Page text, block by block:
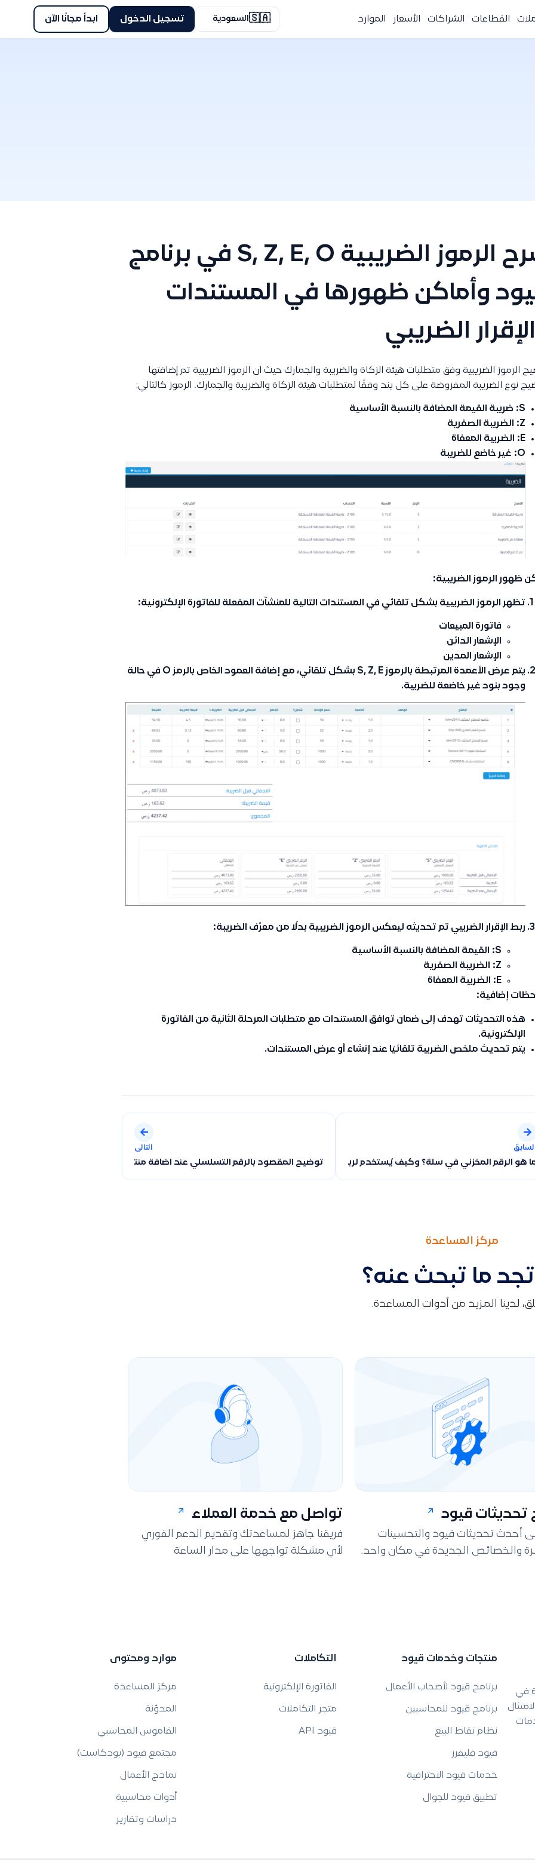
القطاعات الشراكات الأسعار الموارد 🇸🇦السعودية تسجيل الدخول ابدأ مجانًا الآن
شرح الرموز الضريبية S, Z, E, O في برنامج
وأماكن ظهورها في المستندات
الضريبي
الرموز الضريبية وفق متطلبات هيئة الزكاة والضريبة والجمارك حيث ان الرموز الضريبية تم إضافتها
نوع الضريبة المفروضة على كل بند وفقًا لمتطلبات هيئة الزكاة والضريبة والجمارك. الرموز كالتالي:
S:
ضريبة القيمة المضافة بالنسبة الأساسية
Z:
الضريبة الصفرية
E:
الضريبة المعفاة
O:
غير خاضع للضريبة
ظهور الرموز الضريبية:
تظهر الرموز الضريبية بشكل تلقائي في المستندات التالية للمنشآت المفعلة للفاتورة الإلكترونية:
فاتورة المبيعات
الإشعار الدائن
الإشعار المدين
يتم عرض الأعمدة المرتبطة بالرموز S, Z, E بشكل تلقائي، مع إضافة العمود الخاص بالرمز O في حالة
وجود بنود غير خاضعة للضريبة.
ربط الإقرار الضريبي تم تحديثه ليعكس الرموز الضريبية بدلًا من معرّف الضريبة:
S:
القيمة المضافة بالنسبة الأساسية
Z:
الضريبة الصفرية
E:
الضريبة المعفاة
إضافية:
هذه التحديثات تهدف إلى ضمان توافق المستندات مع متطلبات المرحلة الثانية من الفاتورة
الإلكترونية.
يتم تحديث ملخص الضريبة تلقائيًا عند إنشاء أو عرض المستندات.
السابق
هو الرقم المخزني في سلة؟ وكيف يُستخدم لربط المنتجات مع قيود
التالى
توضيح المقصود بالرقم التسلسلي عند اضافة منتج جديد في النظام
مركز المساعدة
ما تبحث عنه؟
لدينا المزيد من أدوات المساعدة.
قيود
أحدث تحديثات فيود والتحسينات
والخصائص الجديدة في مكان واحد.
تواصل مع خدمة العملاء
فريقنا جاهز لمساعدتك وتقديم الدعم الفوري
لأي مشكلة تواجهها على مدار الساعة
في
منتجات وخدمات قيود
برنامج قيود لأصحاب الأعمال
برنامج قيود للمحاسبين
نظام نقاط البيع
قيود فليفرز
خدمات قيود الاحترافية
تطبيق قيود للجوال
التكاملات
الفاتورة الإلكترونية
متجر التكاملات
قيود API
موارد ومحتوى
مركز المساعدة
المدوّنة
القاموس المحاسبي
مجتمع قيود (بودكاست)
نماذج الأعمال
أدوات محاسبية
دراسات وتقارير